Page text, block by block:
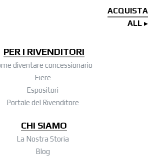
ACQUISTA
ALL
PER I RIVENDITORI
diventare concessionario
Fiere
Espositori
Portale del Rivenditore
CHI SIAMO
La Nostra Storia
Blog